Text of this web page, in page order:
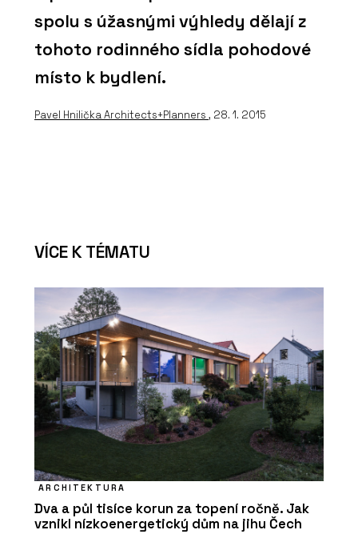
spolu s úžasnými výhledy dělají z
tohoto rodinného sídla pohodové
místo k bydlení.
Pavel Hnilička Architects+Planners , 28. 1. 2015
VÍCE K TÉMATU
ARCHITEKTURA
Dva a půl tisíce korun za topení ročně. Jak
vznikl nízkoenergetický dům na jihu Čech